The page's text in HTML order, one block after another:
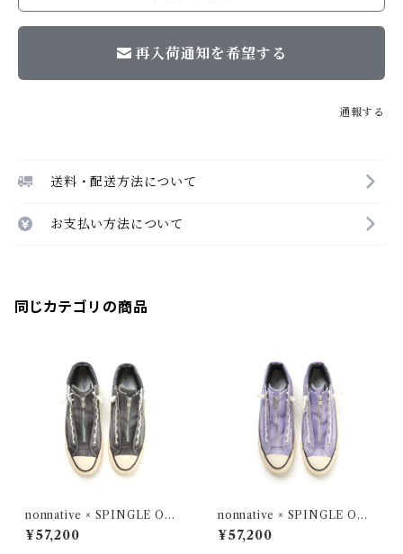
再入荷通知を希望する
通報する
送料・配送方法について
お支払い方法について
同じカテゴリの商品
nonnative × SPINGLE OM
BRE CHECK by Rafu < GR
AY >
¥57,200
nonnative × SPINGLE OM
BRE CHECK by Rafu < LIL
AC >
¥57,200